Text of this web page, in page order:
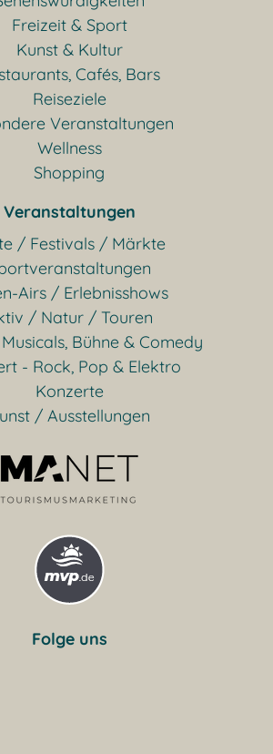
Freizeit & Sport
Kunst & Kultur
Cafés, Bars
Reiseziele
Veranstaltungen
Wellness
Shopping
Veranstaltungen
/ Festivals / Märkte
Airs / Erlebnisshows
/ Natur / Touren
Bühne & Comedy
- Rock, Pop & Elektro
Konzerte
/ Ausstellungen
Folge uns